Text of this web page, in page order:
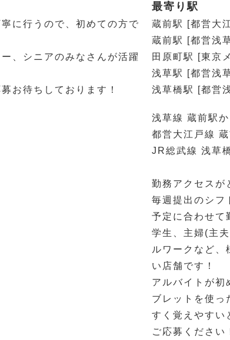
に行うので、初めての方で
、シニアのみなさんが活躍
お待ちしております！
最寄り駅
蔵前駅 [都営大
蔵前駅 [都営浅
田原町駅 [東京
浅草駅 [都営浅
浅草橋駅 [都営
浅草線 蔵前駅
都営大江戸線
JR総武線 浅草
勤務アクセスが
毎週提出のシフ
予定に合わせて
学生、主婦(主
ルワークなど、
い店舗です！
アルバイトが初
ブレットを使っ
すく覚えやすい
ご応募ください